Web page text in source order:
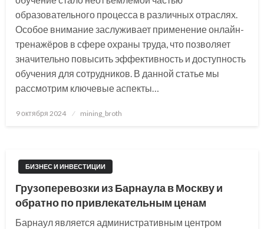
образовательного процесса в различных отраслях.
Особое внимание заслуживает применение онлайн-
тренажёров в сфере охраны труда, что позволяет
значительно повысить эффективность и доступность
обучения для сотрудников. В данной статье мы
рассмотрим ключевые аспекты…
Posted
9 октября 2024 mining_broth
БИЗНЕС И ИНВЕСТИЦИИ
Грузоперевозки из Барнаула в Москву и
обратно по привлекательным ценам
Барнаул является административным центром